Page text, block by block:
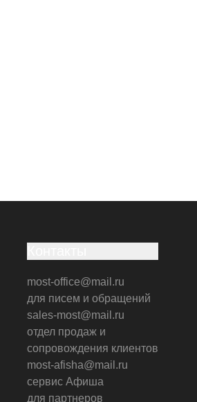
most-office@mail.ru
для писем и обращений
sales-most@mail.ru
отдел продаж и
сопровождения клиентов
most-afisha@mail.ru
сервис Афиша
для партнеров